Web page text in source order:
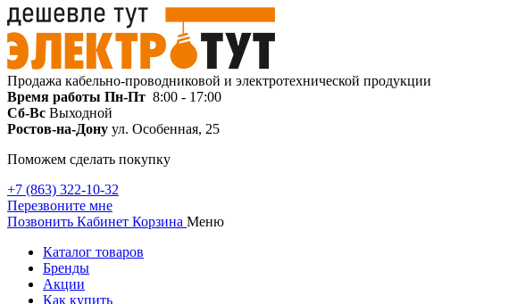
Продажа кабельно-проводниковой и электротехнической продукции
Время работы Пн-Пт 8:00 - 17:00
Сб-Вс Выходной
Ростов-на-Дону ул. Особенная, 25
Поможем сделать покупку
+7 (863) 322-10-32
Перезвоните мне
Позвонить Кабинет Корзина Меню
Каталог товаров
Бренды
Акции
Как купить